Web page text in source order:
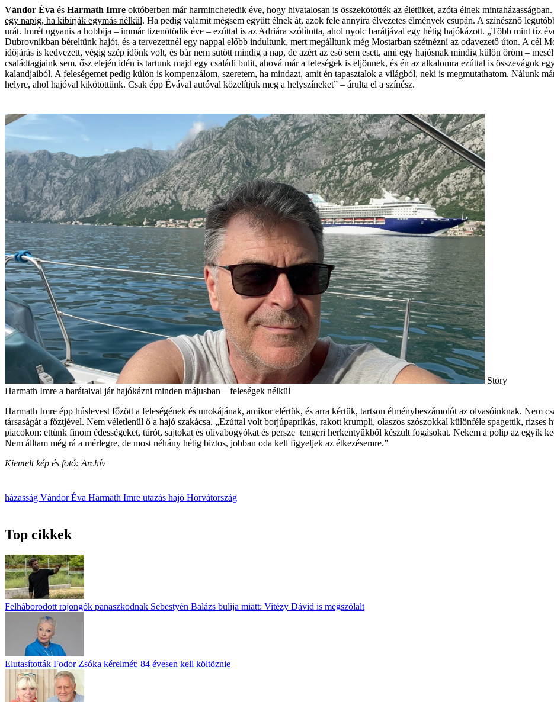
Vándor Éva és Harmath Imre októberben már harminchetedik éve, hogy hivatalosan is összekötötték az életüket, azóta élnek
egy napig, ha kibírják egymás nélkül. Ha pedig valamit mégsem együtt élnek át, azok fele annyira élvezetes élmények csupán. A színésznő
urát. Imrét ugyanis a hobbija – immár tizenötödik éve – ezúttal is az Adriára szólította, ahol nyolc barátjával egy hétig hajókázott. „Több mint tíz
Dubrovnikban béreltünk hajót, és a tervezettnél egy nappal előbb indultunk, mert megálltunk még Mostarban szétnézni az odavezető úton. A cél
időjárás is kedvezett, végig szép időnk volt, és bár nem sütött mindig a nap, de azért az eső sem esett, ami egy hajósnak mindig külön öröm –
családtagjaink sem, ősz elején idén is tartunk majd egy családi bulit, ahová már a feleségek is eljönnek, és én az alkalomra ezúttal is összevágok
kalandjaiból. A feleségemet pedig külön is kompenzálom, szeretem, ha mindazt, amit én tapasztalok a világból, neki is megmutathatom. Nálunk
helyre, ahol hajóval kikötöttünk. Csak épp Évával autóval közelítjük meg a helyszíneket” – árulta el a színész.
Story
Harmath Imre a barátaival jár hajókázni minden májusban – feleségek nélkül
Harmath Imre épp húslevest főzött a feleségének és unokájának, amikor elértük, és arra kértük, tartson élménybeszámolót az olvasóinknak. Nem
társaságát a főztjével. Nem véletlenül ő a hajó szakácsa. „Ezúttal volt borjúpaprikás, rakott krumpli, olaszos szószokkal különféle spagettik, rizses
piacokon: ettünk finom édességeket, túrót, sajtokat és olívabogyókat és persze tengeri herkentyűkből készült fogásokat. Nekem a polip az egyik
Nem álltam még rá a mérlegre, de most néhány hétig biztos, jobban oda kell figyeljek az étkezésemre.”
Kiemelt kép és fotó: Archív
házasság Vándor Éva Harmath Imre utazás hajó Horvátország
Top cikkek
Felháborodott rajongók panaszkodnak Sebestyén Balázs bulija miatt: Vitézy Dávid is megszólalt
Elutasították Fodor Zsóka kérelmét: 84 évesen kell költöznie